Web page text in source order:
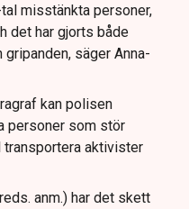
misstänkta personer,
det har gjorts både
säger Anna-
kan polisen
personer som stör
transportera aktivister
anm.) har det skett